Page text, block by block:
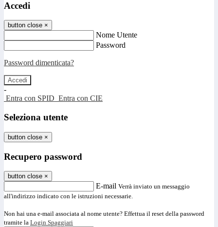
Accedi
button close ×
Nome Utente
Password
Password dimenticata?
-
Entra con SPID Entra con CIE
Seleziona utente
button close ×
Recupero password
button close ×
E-mail Verrà inviato un messaggio
all'indirizzo indicato con le istruzioni necessarie.
Non hai una e-mail associata al nome utente? Effettua il reset della password
tramite la Login Spaggiari